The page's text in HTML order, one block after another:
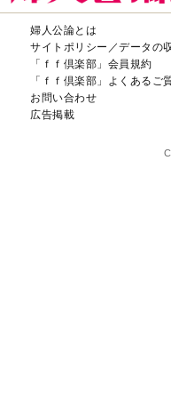
婦人公論とは
サイトポリシー／データの
「ｆｆ倶楽部」会員規約
「ｆｆ倶楽部」よくあるご
お問い合わせ
広告掲載